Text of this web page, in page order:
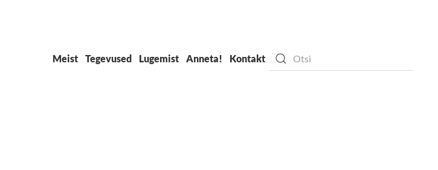
Meist Tegevused Lugemist Anneta! Kontakt